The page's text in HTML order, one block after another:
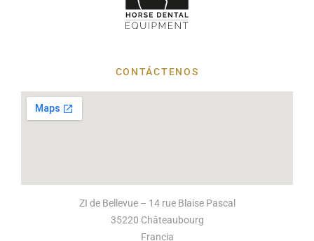
CONTÁCTENOS
ZI de Bellevue – 14 rue Blaise Pascal
35220 Châteaubourg
Francia